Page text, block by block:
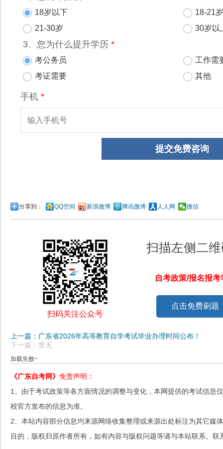
分享到： QQ空间 新浪微博 腾讯微博 人人网 微信
扫码关注公众号
扫描左侧二
自考政策/报名报
点击免费刷题
上一篇：广东省2026年高等教育自学考试毕业办理时间公布！
下一篇：暂无
加载失败~
《广东自考网》 免责声明：
1、由于考试政策等各方面情况的调整与变化，本网提供的考试信息
校官方发布的信息为准。
2、本站内容部分信息均来源网络收集整理或来源出处标注为其它媒
目的，版权归原作者所有，如有内容与版权问题等请与本站联系。